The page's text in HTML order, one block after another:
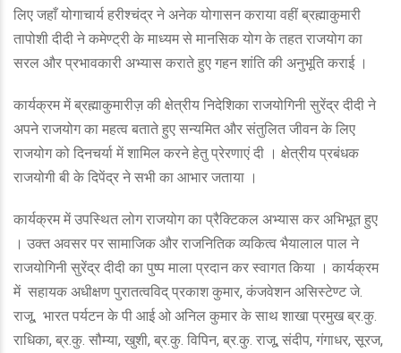
लिए जहाँ योगाचार्य हरीश्चंद्र ने अनेक योगासन कराया वहीं ब्रह्माकुमारी
तापोशी दीदी ने कमेण्ट्री के माध्यम से मानसिक योग के तहत राजयोग का
सरल और प्रभावकारी अभ्यास कराते हुए गहन शांति की अनुभूति कराई ।
कार्यक्रम में ब्रह्माकुमारीज़ की क्षेत्रीय निदेशिका राजयोगिनी सुरेंद्र दीदी ने
अपने राजयोग का महत्व बताते हुए सन्यमित और संतुलित जीवन के लिए
राजयोग को दिनचर्या में शामिल करने हेतु प्रेरणाएं दी । क्षेत्रीय प्रबंधक
राजयोगी बी के दिपेंद्र ने सभी का आभार जताया ।
कार्यक्रम में उपस्थित लोग राजयोग का प्रैक्टिकल अभ्यास कर अभिभूत हुए
। उक्त अवसर पर सामाजिक और राजनितिक व्यकित्व भैयालाल पाल ने
राजयोगिनी सुरेंद्र दीदी का पुष्प माला प्रदान कर स्वागत किया । कार्यक्रम
में सहायक अधीक्षण पुरातत्वविद् प्रकाश कुमार, कंजवेशन असिस्टेण्ट जे.
राजू, भारत पर्यटन के पी आई ओ अनिल कुमार के साथ शाखा प्रमुख ब्र.कु.
राधिका, ब्र.कु. सौम्या, खुशी, ब्र.कु. विपिन, ब्र.कु. राजू, संदीप, गंगाधर, सूरज,